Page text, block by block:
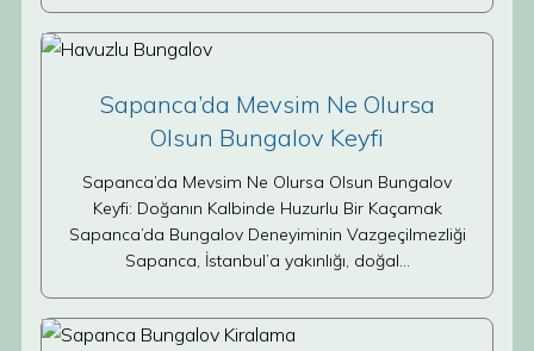
Sapanca’da Mevsim Ne Olursa
Olsun Bungalov Keyfi
Sapanca’da Mevsim Ne Olursa Olsun Bungalov
Keyfi: Doğanın Kalbinde Huzurlu Bir Kaçamak
Sapanca’da Bungalov Deneyiminin Vazgeçilmezliği
Sapanca, İstanbul’a yakınlığı, doğal…